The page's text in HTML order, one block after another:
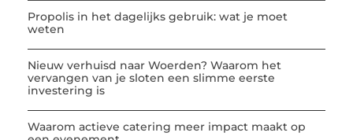
Propolis in het dagelijks gebruik: wat je moet
weten
Nieuw verhuisd naar Woerden? Waarom het
vervangen van je sloten een slimme eerste
investering is
Waarom actieve catering meer impact maakt op